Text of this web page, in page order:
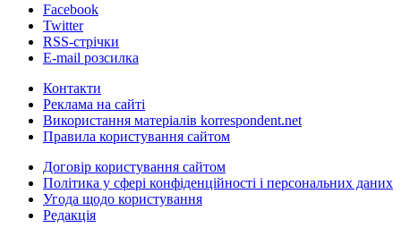
Facebook
Twitter
RSS-стрічки
E-mail розсилка
Контакти
Реклама на сайті
Використання матеріалів korrespondent.net
Правила користування сайтом
Договір користування сайтом
Політика у сфері конфіденційності і персональних даних
Угода щодо користування
Редакція